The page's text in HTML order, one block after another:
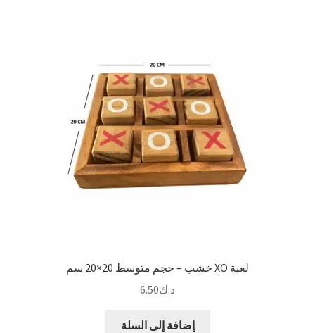
لعبة XO خشب – حجم متوسط 20×20 سم
د.ك6.50
إضافة إلى السلة